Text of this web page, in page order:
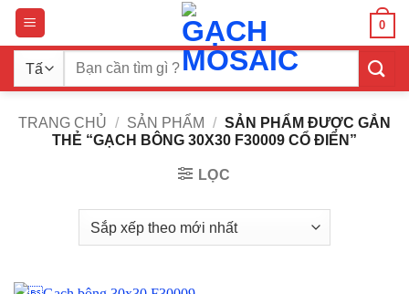
Bỏ
qua
nội
dung
0
Tìm
TRANG CHỦ / SẢN PHẨM / SẢN PHẨM ĐƯỢC GẮN
THẺ “GẠCH BÔNG 30X30 F30009 CỔ ĐIỂN”
LỌC